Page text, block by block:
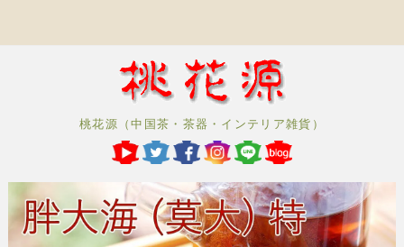
桃花源（中国茶・茶器・インテリア雑貨）